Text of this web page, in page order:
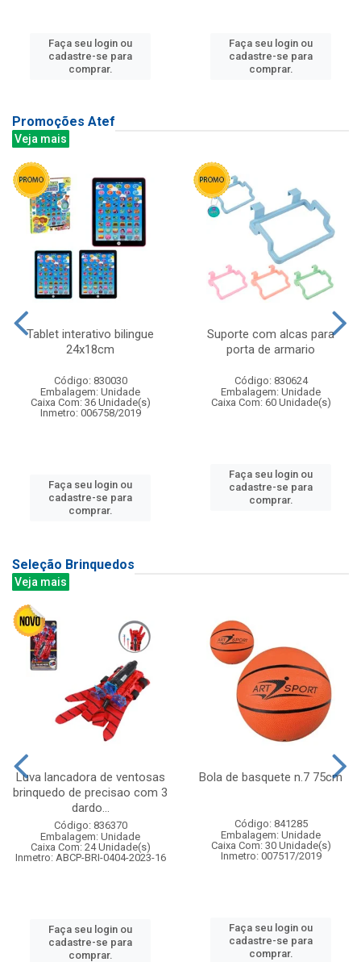
Faça seu login ou
cadastre-se para
comprar.
Faça seu login ou
cadastre-se para
comprar.
Promoções Atef
Veja mais
Tablet interativo bilingue
24x18cm
Código: 830030
Embalagem: Unidade
Caixa Com: 36 Unidade(s)
Inmetro: 006758/2019
Faça seu login ou
cadastre-se para
comprar.
Suporte com alcas para
porta de armario
Código: 830624
Embalagem: Unidade
Caixa Com: 60 Unidade(s)
Faça seu login ou
cadastre-se para
comprar.
Seleção Brinquedos
Veja mais
Luva lancadora de ventosas
brinquedo de precisao com 3
dardo...
Código: 836370
Embalagem: Unidade
Caixa Com: 24 Unidade(s)
Inmetro: ABCP-BRI-0404-2023-16
Faça seu login ou
cadastre-se para
comprar.
Bola de basquete n.7 75cm
Código: 841285
Embalagem: Unidade
Caixa Com: 30 Unidade(s)
Inmetro: 007517/2019
Faça seu login ou
cadastre-se para
comprar.